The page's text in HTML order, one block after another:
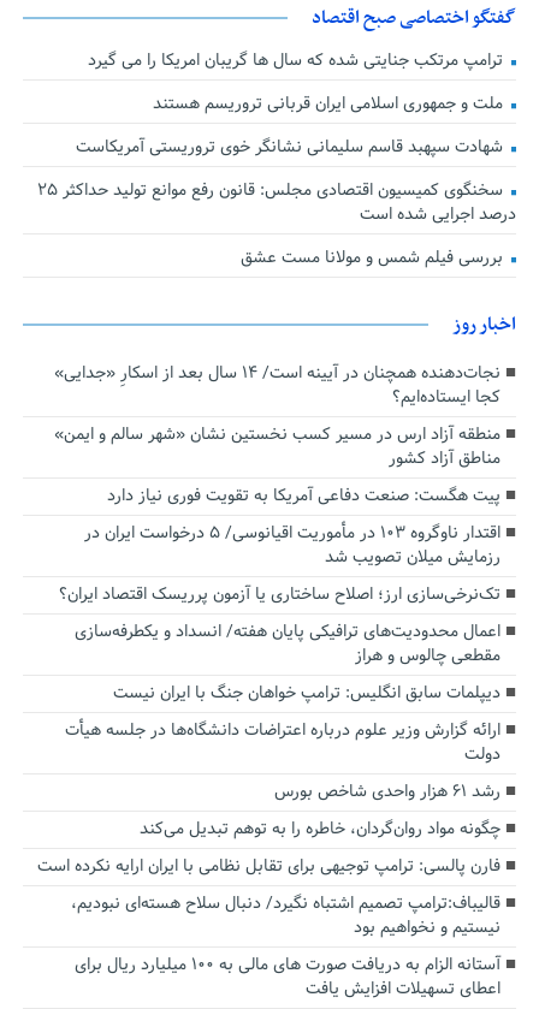
گفتگو اختصاصی صبح اقتصاد
ترامپ مرتکب جنایتی شده که سال ها گریبان امریکا را می گیرد
ملت و جمهوری اسلامی ایران قربانی تروریسم هستند
شهادت سپهبد قاسم سلیمانی نشانگر خوی تروریستی آمریکاست
سخنگوی کمیسیون اقتصادی مجلس: قانون رفع موانع تولید حداکثر ۲۵
درصد اجرایی شده است
بررسی فیلم شمس و مولانا مست عشق
اخبار روز
نجات‌دهنده‌ همچنان در آیینه است/ ۱۴ سال بعد از اسکارِ «جدایی»
کجا ایستاده‌ایم؟
منطقه آزاد ارس در مسیر کسب نخستین نشان «شهر سالم و ایمن»
مناطق آزاد کشور
پیت هگست: صنعت دفاعی آمریکا به تقویت فوری نیاز دارد
اقتدار ناوگروه ۱۰۳ در مأموریت‌ اقیانوسی/ ۵ درخواست ایران در
رزمایش میلان تصویب شد
تک‌نرخی‌سازی ارز؛ اصلاح ساختاری یا آزمون پرریسک اقتصاد ایران؟
اعمال محدودیت‌های ترافیکی پایان هفته/ انسداد و یکطرفه‌سازی
مقطعی چالوس و هراز
دیپلمات سابق انگلیس:‌ ترامپ خواهان جنگ با ایران نیست
ارائه گزارش وزیر علوم درباره اعتراضات دانشگاه‌ها در جلسه هیأت
دولت
رشد ۶۱ هزار واحدی شاخص بورس
چگونه مواد روان‌گردان، خاطره را به توهم تبدیل می‌کند
فارن پالسی: ترامپ توجیهی برای تقابل نظامی با ایران ارایه نکرده است
قالیباف:ترامپ تصمیم اشتباه نگیرد/ دنبال سلاح هسته‌ای نبودیم،
نیستیم و نخواهیم بود
آستانه الزام به دریافت صورت های مالی به ۱۰۰ میلیارد ریال برای
اعطای تسهیلات افزایش یافت